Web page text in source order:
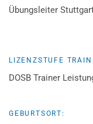
Übungsleiter
LIZENZSTUFE
DOSB Trainer
GEBURTSORT: